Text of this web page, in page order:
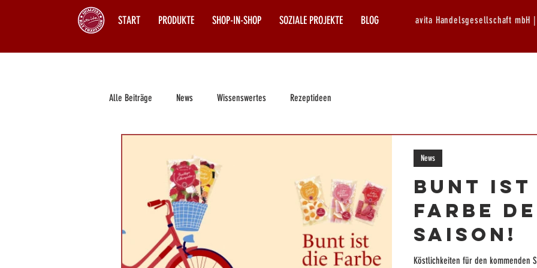
avita Handelsgesellschaft mbH
START PRODUKTE SHOP-IN-SHOP SOZIALE PROJEKTE BLOG
Alle Beiträge News Wissenswertes Rezeptideen
Bunt ist
Farbe
Saison!
Köstlichkeiten für den kommenden
News